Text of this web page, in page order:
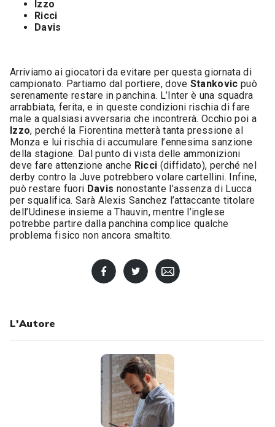
Izzo
Ricci
Davis
Arriviamo ai giocatori da evitare per questa giornata di
campionato. Partiamo dal portiere, dove Stankovicpuò
serenamente restare in panchina. L’Inter è una squadra
arrabbiata, ferita, e in queste condizioni rischia di fare
male a qualsiasi avversaria che incontrerà. Occhio poi a
Izzo, perché la Fiorentina metterà tanta pressione al
Monza e lui rischia di accumulare l’ennesima sanzione
della stagione. Dal punto di vista delle ammonizioni
deve fare attenzione anche Ricci (diffidato), perché nel
derby contro la Juve potrebbero volare cartellini. Infine,
può restare fuori Davis nonostante l’assenza di Lucca
per squalifica. Sarà Alexis Sanchez l’attaccante titolare
dell’Udinese insieme a Thauvin, mentre l’inglese
potrebbe partire dalla panchina complice qualche
problema fisico non ancora smaltito.
L'Autore